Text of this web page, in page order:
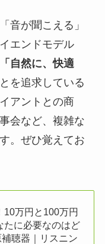
音が聞こえる」
エンドモデル
「自然に、快適
を追求している
アントとの商
会など、複雑な
。ぜひ覚えてお
10万円と100万円
たに必要なのはど
聴器｜リスニン